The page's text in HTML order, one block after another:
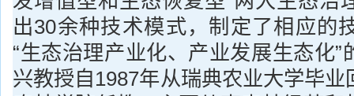
出30余种技术模式，制定了相应的
“生态治理产业化、产业发展生态化”
兴教授自1987年从瑞典农业大学毕